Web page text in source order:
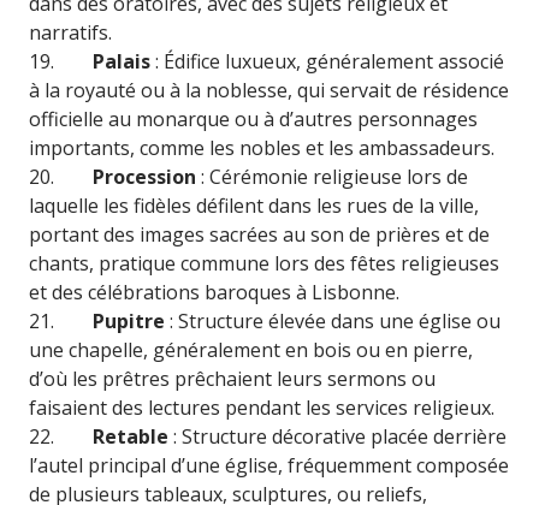
narratifs.
19. Palais: Édifice luxueux, généralement associé
à la royauté ou à la noblesse, qui servait de résidence
officielle au monarque ou à d’autres personnages
importants, comme les nobles et les ambassadeurs.
20. Procession : Cérémonie religieuse lors de
laquelle les fidèles défilent dans les rues de la ville,
portant des images sacrées au son de prières et de
chants, pratique commune lors des fêtes religieuses
et des célébrations baroques à Lisbonne.
21. Pupitre : Structure élevée dans une église ou
une chapelle, généralement en bois ou en pierre,
d’où les prêtres prêchaient leurs sermons ou
faisaient des lectures pendant les services religieux.
22. Retable : Structure décorative placée derrière
l’autel principal d’une église, fréquemment composée
de plusieurs tableaux, sculptures, ou reliefs,